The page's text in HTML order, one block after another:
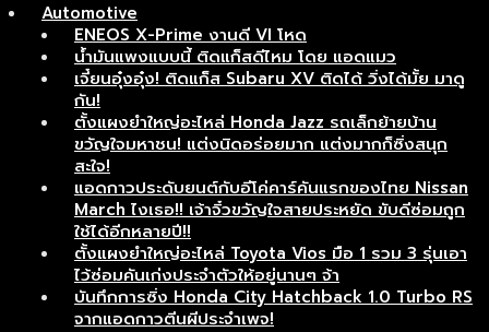
Automotive
ENEOS X-Prime งานดี VI โหด
น้ำมันแพงแบบนี้ ติดแก็สดีไหม โดย แอดแมว
เจี๋ยนอุ๋งอุ๋ง! ติดแก็ส Subaru XV ติดได้ วิ่งได้มั้ย มาดู
กัน!
ตั้งแผงยำใหญ่อะไหล่ Honda Jazz รถเล็กย้ายบ้าน
ขวัญใจมหาชน! แต่งนิดอร่อยมาก แต่งมากก็ซิ่งสนุก
สะใจ!
แอดกาวประดับยนต์กับอีโค่คาร์คันแรกของไทย Nissan
March ไงเธอ!! เจ้าจิ๋วขวัญใจสายประหยัด ขับดีซ่อมถูก
ใช้ได้อีกหลายปี!!
ตั้งแผงยำใหญ่อะไหล่ Toyota Vios มือ 1 รวม 3 รุ่นเอา
ไว้ซ่อมคันเก่งประจำตัวให้อยู่นานๆ จ้า
บันทึกการซิ่ง Honda City Hatchback 1.0 Turbo RS
จากแอดกาวตีนผีประจำเพจ!